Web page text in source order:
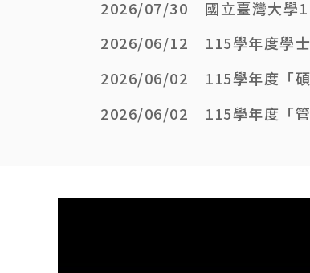
轉學考
2026/07/30
國立臺灣大學
2026/06/12
115學年度學
2026/06/02
115學年度「
2026/06/02
115學年度「